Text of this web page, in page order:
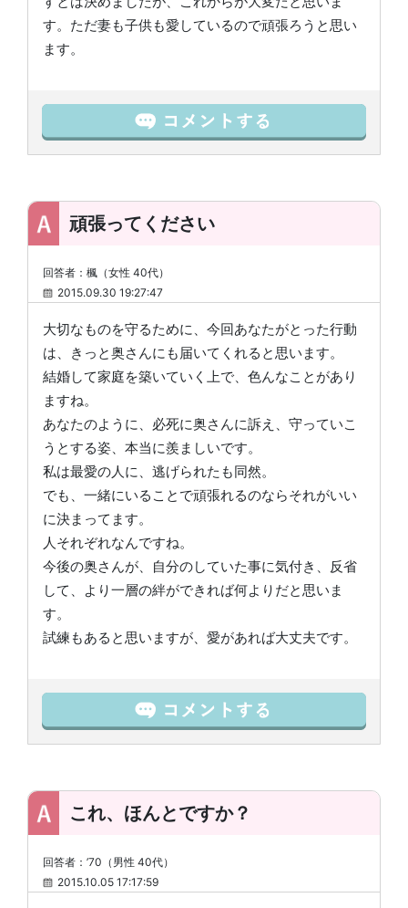
す。ただ妻も子供も愛しているので頑張ろうと思い
ます。
頑張ってください
回答者：楓（女性 40代）
2015.09.30 19:27:47
大切なものを守るために、今回あなたがとった行動
は、きっと奥さんにも届いてくれると思います。
結婚して家庭を築いていく上で、色んなことがあり
ますね。
あなたのように、必死に奥さんに訴え、守っていこ
うとする姿、本当に羨ましいです。
私は最愛の人に、逃げられたも同然。
でも、一緒にいることで頑張れるのならそれがいい
に決まってます。
人それぞれなんですね。
今後の奥さんが、自分のしていた事に気付き、反省
して、より一層の絆ができれば何よりだと思いま
す。
試練もあると思いますが、愛があれば大丈夫です。
これ、ほんとですか？
回答者：’70（男性 40代）
2015.10.05 17:17:59